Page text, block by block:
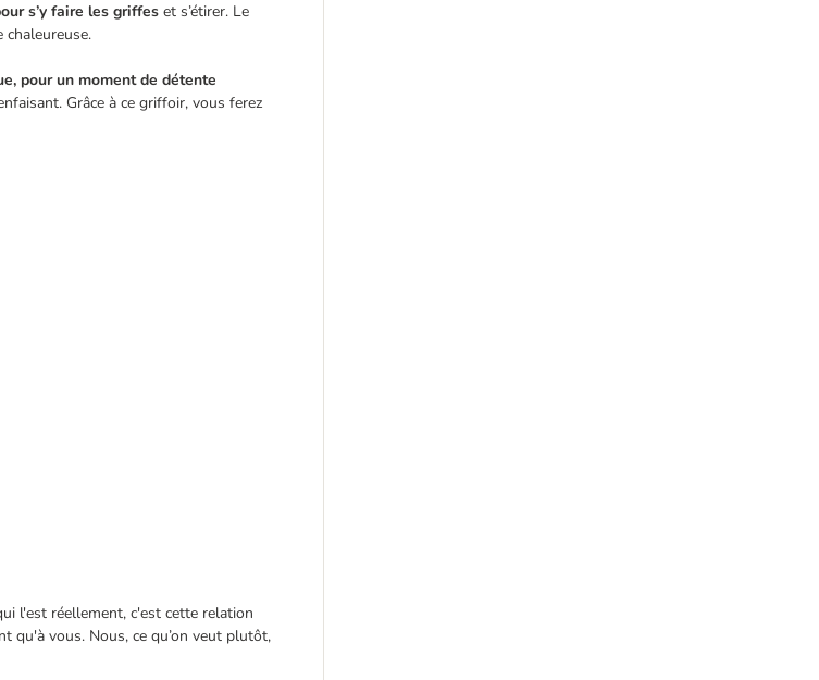
s’y faire les griffes et s’étirer. Le
pour un moment de détente
Grâce à ce griffoir, vous ferez
l'est réellement, c'est cette relation
qu'à vous. Nous, ce qu’on veut plutôt,